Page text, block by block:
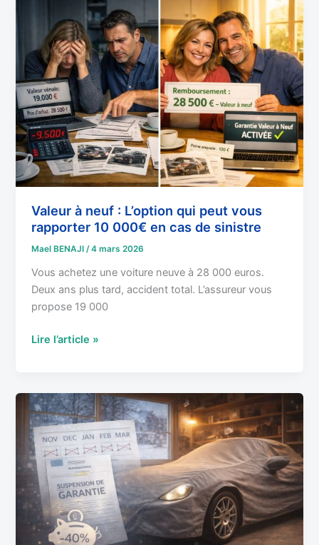
Valeur à neuf : L’option qui peut vous
rapporter 10 000€ en cas de sinistre
Mael BENAJI/4 mars 2026
Vous achetez une voiture neuve à 28 000 euros.
Deux ans plus tard, accident total. L’assureur vous
propose 19 000
neuf
:
L’option
qui
peut
vous
rapporter
10
000€
cas
de
sinistre
Lire l’article »
Assurance
garage
l’hiver
:
Comment
réduire
votre
prime
pour